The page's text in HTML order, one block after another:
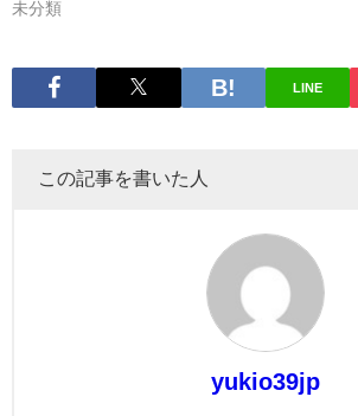
未分類
LINE
この記事を書いた人
yukio39jp